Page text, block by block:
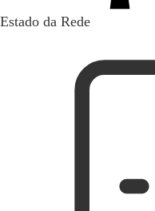
Estado da Rede